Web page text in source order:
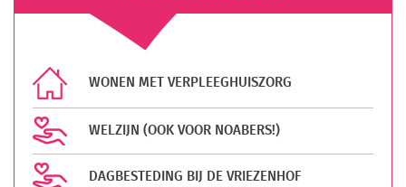
WONEN MET VERPLEEGHUISZORG
WELZIJN (OOK VOOR NOABERS!)
DAGBESTEDING BIJ DE VRIEZENHOF